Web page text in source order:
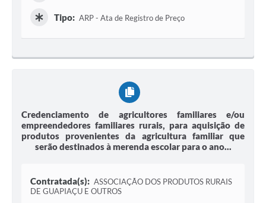
Tipo: ARP - Ata de Registro de Preço
Credenciamento de agricultores familiares e/ou
empreendedores familiares rurais, para aquisição de
produtos provenientes da agricultura familiar que
serão destinados à merenda escolar para o ano...
Contratada(s): ASSOCIAÇÃO DOS PRODUTOS RURAIS
DE GUAPIAÇU E OUTROS